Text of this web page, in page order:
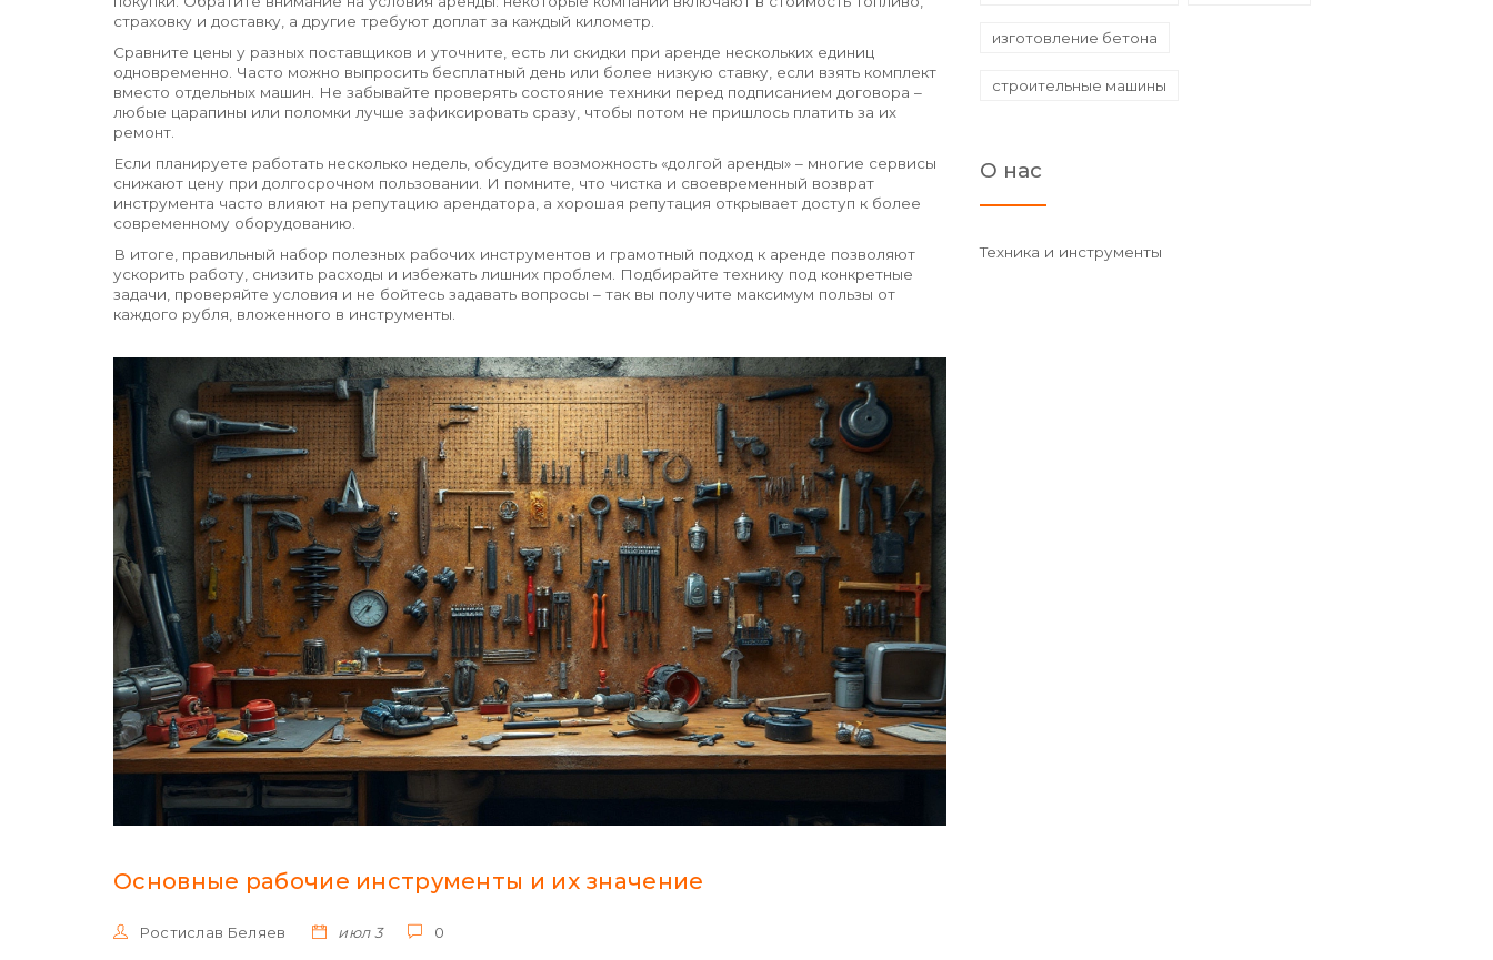
страховку и доставку, а другие требуют доплат за каждый километр.
Сравните цены у разных поставщиков и уточните, есть ли скидки при аренде нескольких единиц
одновременно. Часто можно выпросить бесплатный день или более низкую ставку, если взять комплект
вместо отдельных машин. Не забывайте проверять состояние техники перед подписанием договора –
любые царапины или поломки лучше зафиксировать сразу, чтобы потом не пришлось платить за их
ремонт.
Если планируете работать несколько недель, обсудите возможность «долгой аренды» – многие сервисы
снижают цену при долгосрочном пользовании. И помните, что чистка и своевременный возврат
инструмента часто влияют на репутацию арендатора, а хорошая репутация открывает доступ к более
современному оборудованию.
В итоге, правильный набор полезных рабочих инструментов и грамотный подход к аренде позволяют
ускорить работу, снизить расходы и избежать лишних проблем. Подбирайте технику под конкретные
задачи, проверяйте условия и не бойтесь задавать вопросы – так вы получите максимум пользы от
каждого рубля, вложенного в инструменты.
Основные рабочие инструменты и их значение
Ростислав Беляев июл 3 0
изготовление бетона
строительные машины
О нас
Техника и инструменты